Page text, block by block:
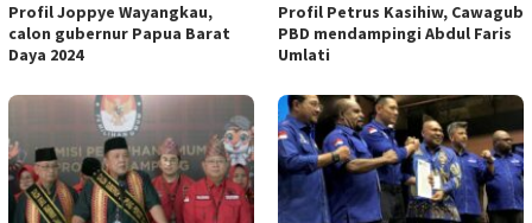
Profil Joppye Wayangkau,
calon gubernur Papua Barat
Daya 2024
Profil Petrus Kasihiw, Cawagub
PBD mendampingi Abdul Faris
Umlati